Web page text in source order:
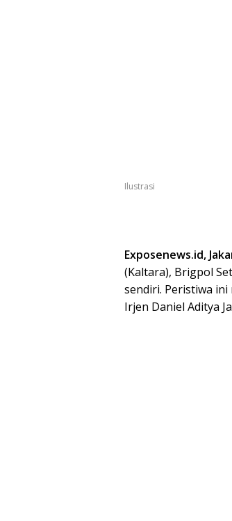
Ilustrasi
Exposenews.id,
(Kaltara), Brigpol
sendiri. Peristiwa
Irjen Daniel Aditya